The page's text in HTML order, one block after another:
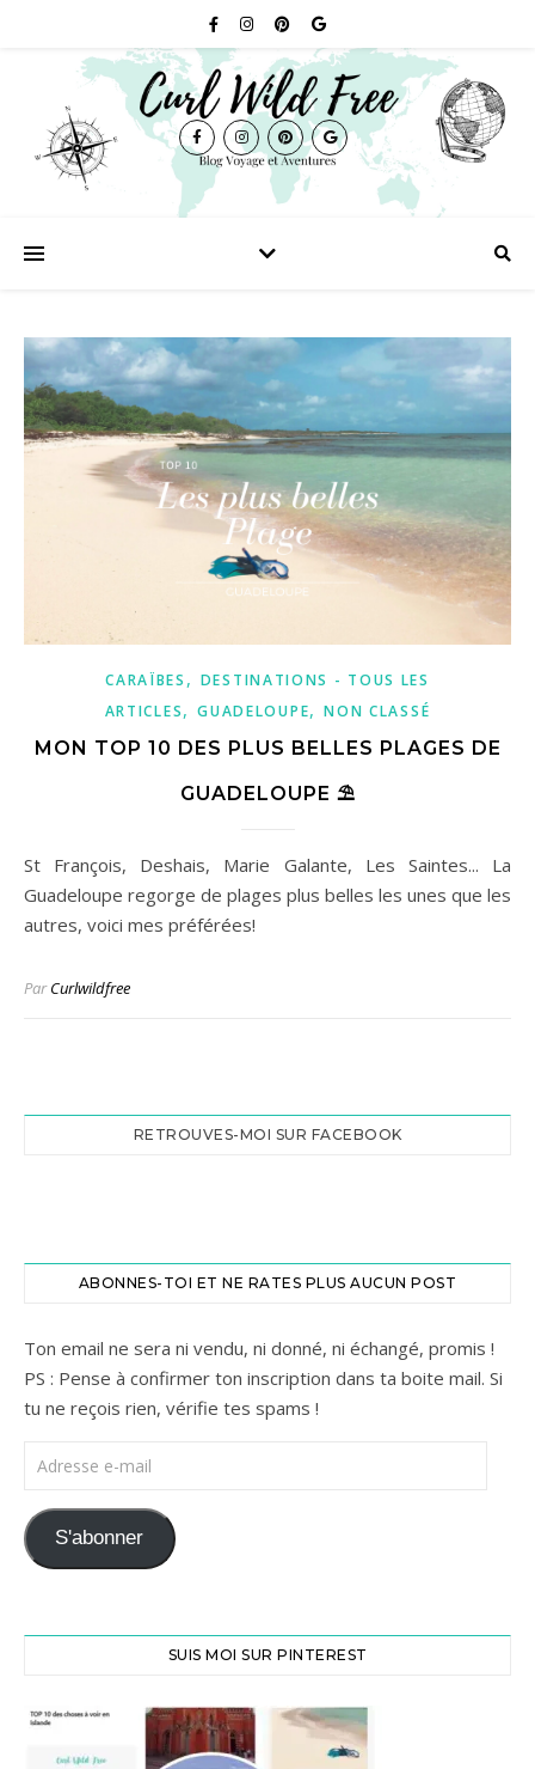
CARAÏBES , DESTINATIONS - TOUS LES
ARTICLES,GUADELOUPE,NON CLASSÉ
MON TOP 10 DES PLUS BELLES PLAGES DE
GUADELOUPE ⛱
St François, Deshais, Marie Galante, Les Saintes... La
Guadeloupe regorge de plages plus belles les unes que les
autres, voici mes préférées!
ParCurlwildfree
RETROUVES-MOI SUR FACEBOOK
ABONNES-TOI ET NE RATES PLUS AUCUN POST
Ton email ne sera ni vendu, ni donné, ni échangé, promis !
PS : Pense à confirmer ton inscription dans ta boite mail. Si
tu ne reçois rien, vérifie tes spams !
Adresse e-mail
S'abonner
SUIS MOI SUR PINTEREST